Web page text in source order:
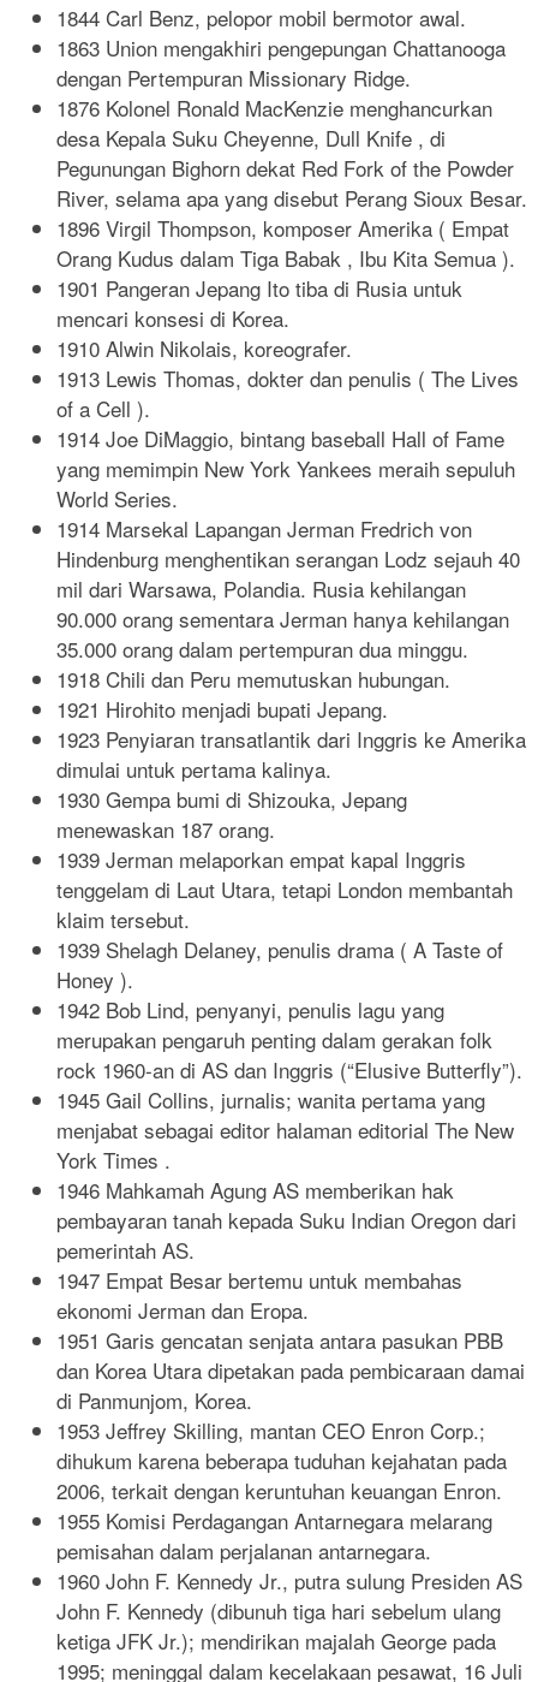
1844 Carl Benz, pelopor mobil bermotor awal.
1863 Union mengakhiri pengepungan Chattanooga
dengan Pertempuran Missionary Ridge.
1876 Kolonel Ronald MacKenzie menghancurkan
desa Kepala Suku Cheyenne, Dull Knife , di
Pegunungan Bighorn dekat Red Fork of the Powder
River, selama apa yang disebut Perang Sioux Besar.
1896 Virgil Thompson, komposer Amerika ( Empat
Orang Kudus dalam Tiga Babak , Ibu Kita Semua ).
1901 Pangeran Jepang Ito tiba di Rusia untuk
mencari konsesi di Korea.
1910 Alwin Nikolais, koreografer.
1913 Lewis Thomas, dokter dan penulis ( The Lives
of a Cell ).
1914 Joe DiMaggio, bintang baseball Hall of Fame
yang memimpin New York Yankees meraih sepuluh
World Series.
1914 Marsekal Lapangan Jerman Fredrich von
Hindenburg menghentikan serangan Lodz sejauh 40
mil dari Warsawa, Polandia. Rusia kehilangan
90.000 orang sementara Jerman hanya kehilangan
35.000 orang dalam pertempuran dua minggu.
1918 Chili dan Peru memutuskan hubungan.
1921 Hirohito menjadi bupati Jepang.
1923 Penyiaran transatlantik dari Inggris ke Amerika
dimulai untuk pertama kalinya.
1930 Gempa bumi di Shizouka, Jepang
menewaskan 187 orang.
1939 Jerman melaporkan empat kapal Inggris
tenggelam di Laut Utara, tetapi London membantah
klaim tersebut.
1939 Shelagh Delaney, penulis drama ( A Taste of
Honey ).
1942 Bob Lind, penyanyi, penulis lagu yang
merupakan pengaruh penting dalam gerakan folk
rock 1960-an di AS dan Inggris (“Elusive Butterfly”).
1945 Gail Collins, jurnalis; wanita pertama yang
menjabat sebagai editor halaman editorial The New
York Times .
1946 Mahkamah Agung AS memberikan hak
pembayaran tanah kepada Suku Indian Oregon dari
pemerintah AS.
1947 Empat Besar bertemu untuk membahas
ekonomi Jerman dan Eropa.
1951 Garis gencatan senjata antara pasukan PBB
dan Korea Utara dipetakan pada pembicaraan damai
di Panmunjom, Korea.
1953 Jeffrey Skilling, mantan CEO Enron Corp.;
dihukum karena beberapa tuduhan kejahatan pada
2006, terkait dengan keruntuhan keuangan Enron.
1955 Komisi Perdagangan Antarnegara melarang
pemisahan dalam perjalanan antarnegara.
1960 John F. Kennedy Jr., putra sulung Presiden AS
John F. Kennedy (dibunuh tiga hari sebelum ulang
ketiga JFK Jr.); mendirikan majalah George pada
1995; meninggal dalam kecelakaan pesawat, 16 Juli